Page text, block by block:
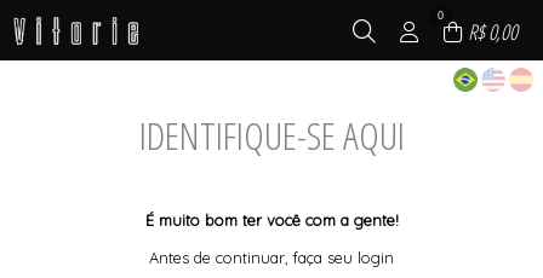
0
R$ 0,00
IDENTIFIQUE-SE AQUI
É muito bom ter você com a gente!
Antes de continuar, faça seu login